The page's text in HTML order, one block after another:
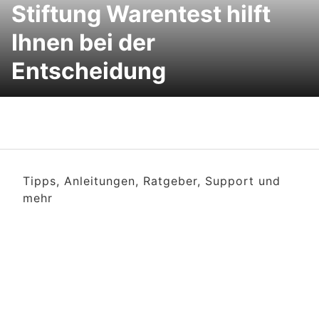
Stiftung Warentest hilft
Ihnen bei der
Entscheidung
Tipps, Anleitungen, Ratgeber, Support und
mehr